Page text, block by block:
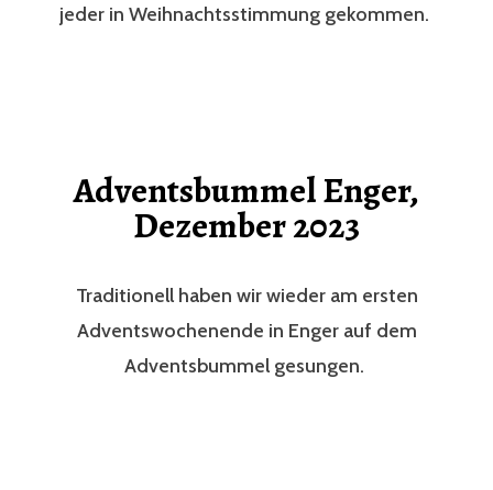
jeder in Weihnachtsstimmung gekommen.
Adventsbummel Enger,
Dezember 2023
Traditionell haben wir wieder am ersten
Adventswochenende in Enger auf dem
Adventsbummel gesungen.